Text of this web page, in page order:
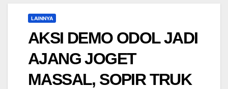
LAINNYA
AKSI DEMO ODOL JADI
AJANG JOGET
MASSAL, SOPIR TRUK